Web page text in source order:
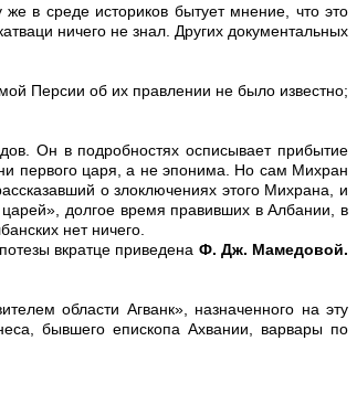
в среде историков бытует мнение, что это
ничего не знал. Других документальных
Персии об их правлении не было известно;
Он в подробностях осписывает прибытие
первого царя, а не эпонима. Но сам Михран
о злоключениях этого Михрана, и
царей», долгое время правивших в Албании, в
нет ничего.
вкратце приведена Ф. Дж. Мамедовой.
области Агванк», назначенного на эту
бывшего епископа Ахвании, варвары по